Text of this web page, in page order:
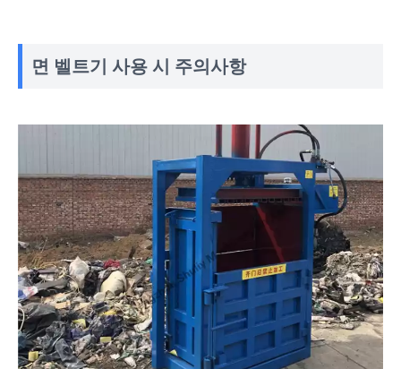
면 벨트기 사용 시 주의사항